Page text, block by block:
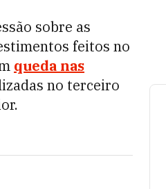
sobre as
feitos no
queda nas
no terceiro